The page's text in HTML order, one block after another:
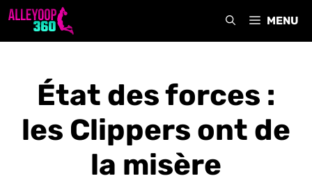
Aller
MENU
État des forces :
les Clippers ont de
la misère